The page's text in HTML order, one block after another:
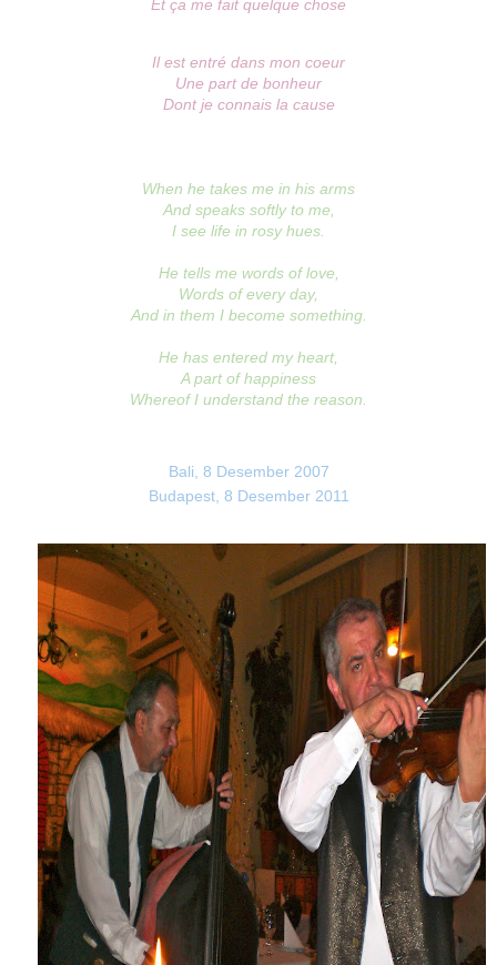
Et ça me fait quelque chose
Il est entré dans mon coeur
Une part de bonheur
Dont je connais la cause
When he takes me in his arms
And speaks softly to me,
I see life in rosy hues.
He tells me words of love,
Words of every day,
And in them I become something.
He has entered my heart,
A part of happiness
Whereof I understand the reason.
Bali, 8 Desember 2007
Budapest, 8 Desember 2011